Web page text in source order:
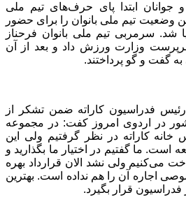
ابتدا پای حرف‌های تیم ملی
وضعیت تیم ملی بانوان را برای حضور
شد. سرمربی تیم ملی بانوان فرحناز
وزارت ورزش داد و بعد از آن
گفت و گو پرداختند.
فدراسیون کاراته ضمن تشکر از
در اردوی امروز کفت: در مجموعه
خانه کاراته در نظر گرفتیم ولی این
ما گفتیم در اختیار ما بگذارید و
می‌کنیم ولی نشد الان قرارداد بهره
اجاره آن را هم نداده است. بهترین
قرار بگیرد.